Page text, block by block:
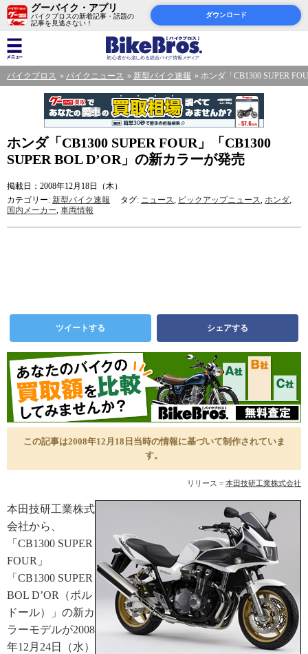
グーバイク・アプリ
バイクブロスの新着記事・話題の
記事を見逃さない！
ダウンロード
バイクブロス バイクニュース 新型バイク速報 ホンダ「CB1300 SUPER
ホンダ「CB1300 SUPER FOUR」「CB1300
SUPER BOL D’OR」の新カラーが発売
掲載日：2008年12月18日（木）
カテゴリー: 新型バイク速報 タグ: ニュース, ピックアップニュース, ホンダ,
国内メーカー, 車両情報
ツイートする シェアする
この記事は2008年12月18日当時の情報に基づいて制作されていま
す。
リリース = 本田技研工業株式会社
本田技研工業株式
会社から、
「CB1300 SUPER
FOUR」
「CB1300 SUPER
BOL D’OR（ボル
ドール）」の新カ
ラーモデルが2008
年12月24日（水）